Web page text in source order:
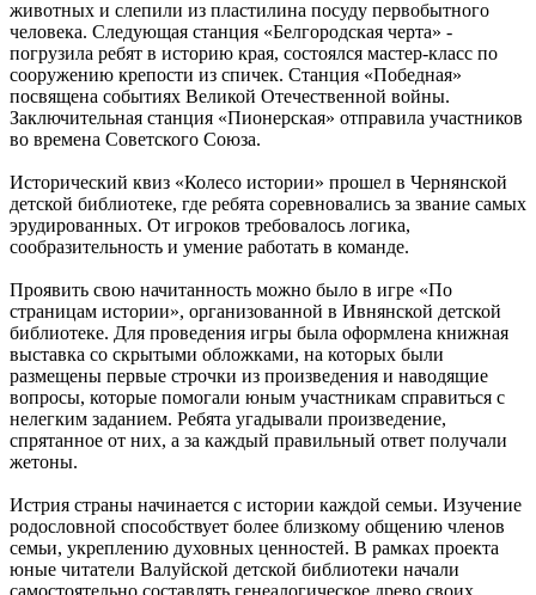
животных и слепили из пластилина посуду первобытного
человека. Следующая станция «Белгородская черта» -
погрузила ребят в историю края, состоялся мастер-класс по
сооружению крепости из спичек. Станция «Победная»
посвящена событиях Великой Отечественной войны.
Заключительная станция «Пионерская» отправила участников
во времена Советского Союза.
Исторический квиз «Колесо истории» прошел в Чернянской
детской библиотеке, где ребята соревновались за звание самых
эрудированных. От игроков требовалось логика,
сообразительность и умение работать в команде.
Проявить свою начитанность можно было в игре «По
страницам истории», организованной в Ивнянской детской
библиотеке. Для проведения игры была оформлена книжная
выставка со скрытыми обложками, на которых были
размещены первые строчки из произведения и наводящие
вопросы, которые помогали юным участникам справиться с
нелегким заданием. Ребята угадывали произведение,
спрятанное от них, а за каждый правильный ответ получали
жетоны.
Истрия страны начинается с истории каждой семьи. Изучение
родословной способствует более близкому общению членов
семьи, укреплению духовных ценностей. В рамках проекта
юные читатели Валуйской детской библиотеки начали